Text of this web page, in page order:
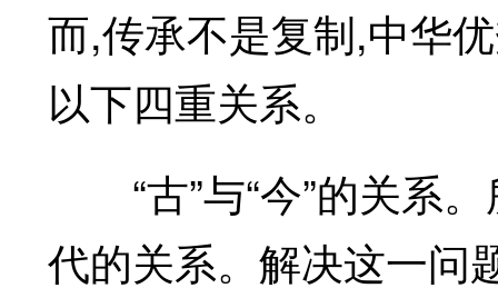
而,传承不是复制,中华
以下四重关系。
“古”与“今”的关系。
代的关系。解决这一问